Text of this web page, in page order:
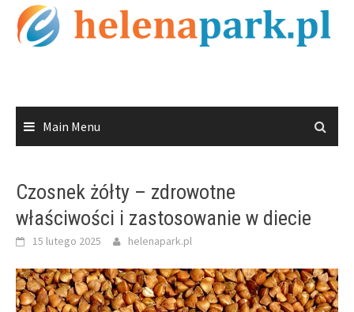
Skip
content
Main Menu
Czosnek żółty – zdrowotne
właściwości i zastosowanie w diecie
15 lutego 2025 helenapark.pl